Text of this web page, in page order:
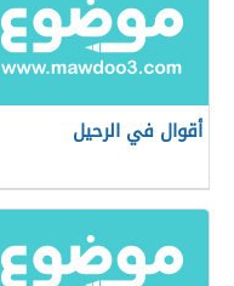
أقوال في الرحيل